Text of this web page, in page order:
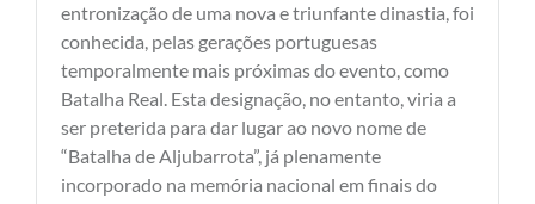
entronização de uma nova e triunfante dinastia, foi
conhecida, pelas gerações portuguesas
temporalmente mais próximas do evento, como
Batalha Real. Esta designação, no entanto, viria a
ser preterida para dar lugar ao novo nome de
“Batalha de Aljubarrota”, já plenamente
incorporado na memória nacional em finais do